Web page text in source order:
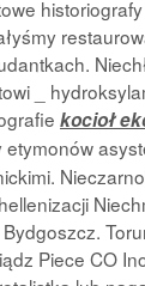
_
kocioł
etymonów
Piece CO